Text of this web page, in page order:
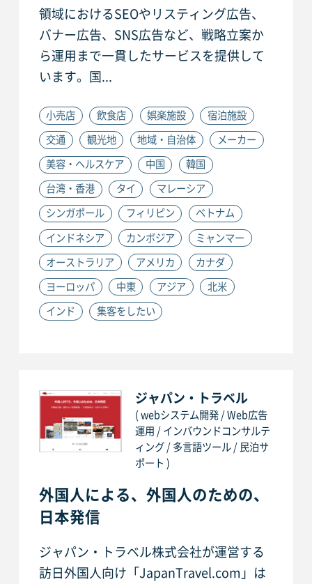
領域におけるSEOやリスティング広告、
バナー広告、SNS広告など、戦略立案か
ら運用まで一貫したサービスを提供して
います。国...
小売店 飲食店 娯楽施設 宿泊施設
交通 観光地 地域・自治体 メーカー
美容・ヘルスケア 中国 韓国
台湾・香港 タイ マレーシア
シンガポール フィリピン ベトナム
インドネシア カンボジア ミャンマー
オーストラリア アメリカ カナダ
ヨーロッパ 中東 アジア 北米
インド 集客をしたい
ジャパン・トラベル
( webシステム開発 / Web広告
運用 / インバウンドコンサルテ
ィング / 多言語ツール / 民泊サ
ポート )
外国人による、外国人のための、
日本発信
ジャパン・トラベル株式会社が運営する
訪日外国人向け「JapanTravel.com」は